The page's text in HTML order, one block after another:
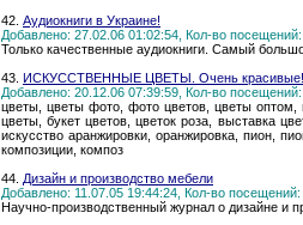
42. Аудиокниги в Украине!
Добавлено: 27.02.06 01:02:54, Кол-во посещений:
Только качественные аудиокниги. Самый
43. ИСКУССТВЕННЫЕ ЦВЕТЫ. Очень красивые!
Добавлено: 20.12.06 07:39:59, Кол-во посещений:
цветы, цветы фото, фото цветов, цветы оптом,
цветы, букет цветов, цветок роза, выставка
искусство аранжировки, оранжировка, пион,
композиции, композ
44. Дизайн и производство мебели
Добавлено: 11.07.05 19:44:24, Кол-во посещений:
Научно-производственный журнал о дизайне и